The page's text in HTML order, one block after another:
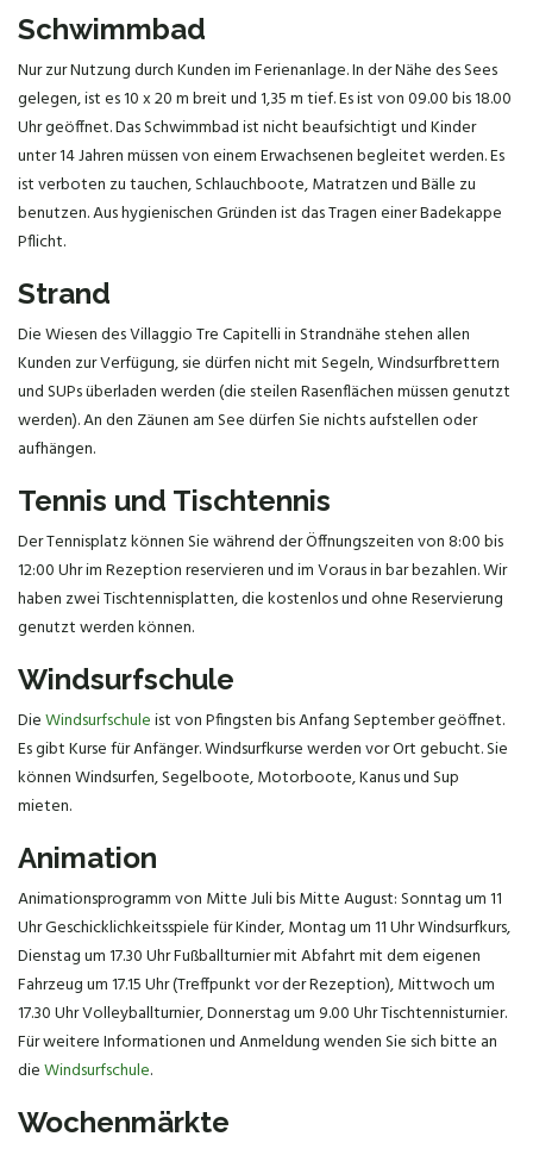
Schwimmbad
Nur zur Nutzung durch Kunden im Ferienanlage. In der Nähe des Sees
gelegen, ist es 10 x 20 m breit und 1,35 m tief. Es ist von 09.00 bis 18.00
Uhr geöffnet. Das Schwimmbad ist nicht beaufsichtigt und Kinder
unter 14 Jahren müssen von einem Erwachsenen begleitet werden. Es
ist verboten zu tauchen, Schlauchboote, Matratzen und Bälle zu
benutzen. Aus hygienischen Gründen ist das Tragen einer Badekappe
Pflicht.
Strand
Die Wiesen des Villaggio Tre Capitelli in Strandnähe stehen allen
Kunden zur Verfügung, sie dürfen nicht mit Segeln, Windsurfbrettern
und SUPs überladen werden (die steilen Rasenflächen müssen genutzt
werden). An den Zäunen am See dürfen Sie nichts aufstellen oder
aufhängen.
Tennis und Tischtennis
Der Tennisplatz können Sie während der Öffnungszeiten von 8:00 bis
12:00 Uhr im Rezeption reservieren und im Voraus in bar bezahlen. Wir
haben zwei Tischtennisplatten, die kostenlos und ohne Reservierung
genutzt werden können.
Windsurfschule
DieWindsurfschuleist von Pfingsten bis Anfang September geöffnet.
Es gibt Kurse für Anfänger. Windsurfkurse werden vor Ort gebucht. Sie
können Windsurfen, Segelboote, Motorboote, Kanus und Sup
mieten.
Animation
Animationsprogramm von Mitte Juli bis Mitte August: Sonntag um 11
Uhr Geschicklichkeitsspiele für Kinder, Montag um 11 Uhr Windsurfkurs,
Dienstag um 17.30 Uhr Fußballturnier mit Abfahrt mit dem eigenen
Fahrzeug um 17.15 Uhr (Treffpunkt vor der Rezeption), Mittwoch um
17.30 Uhr Volleyballturnier, Donnerstag um 9.00 Uhr Tischtennisturnier.
Für weitere Informationen und Anmeldung wenden Sie sich bitte an
dieWindsurfschule.
Wochenmärkte